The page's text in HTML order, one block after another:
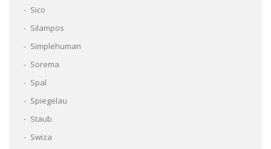
Sico
Silampos
Simplehuman
Sorema
Spal
Spiegelau
Staub
Swiza